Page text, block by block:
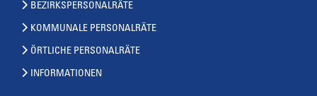
BEZIRKSPERSONALRÄTE
KOMMUNALE PERSONALRÄTE
ÖRTLICHE PERSONALRÄTE
INFORMATIONEN